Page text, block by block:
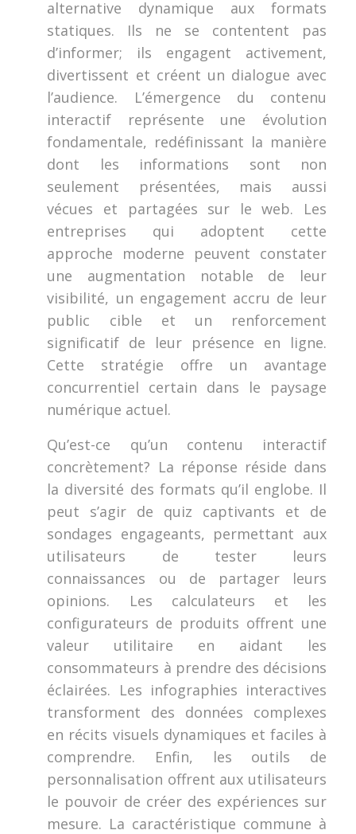
alternative dynamique aux formats
statiques. Ils ne se contentent pas
d’informer; ils engagent activement,
divertissent et créent un dialogue avec
l’audience. L’émergence du contenu
interactif représente une évolution
fondamentale, redéfinissant la manière
dont les informations sont non
seulement présentées, mais aussi
vécues et partagées sur le web. Les
entreprises qui adoptent cette
approche moderne peuvent constater
une augmentation notable de leur
visibilité, un engagement accru de leur
public cible et un renforcement
significatif de leur présence en ligne.
Cette stratégie offre un avantage
concurrentiel certain dans le paysage
numérique actuel.
Qu’est-ce qu’un contenu interactif
concrètement? La réponse réside dans
la diversité des formats qu’il englobe. Il
peut s’agir de quiz captivants et de
sondages engageants, permettant aux
utilisateurs de tester leurs
connaissances ou de partager leurs
opinions. Les calculateurs et les
configurateurs de produits offrent une
valeur utilitaire en aidant les
consommateurs à prendre des décisions
éclairées. Les infographies interactives
transforment des données complexes
en récits visuels dynamiques et faciles à
comprendre. Enfin, les outils de
personnalisation offrent aux utilisateurs
le pouvoir de créer des expériences sur
mesure. La caractéristique commune à